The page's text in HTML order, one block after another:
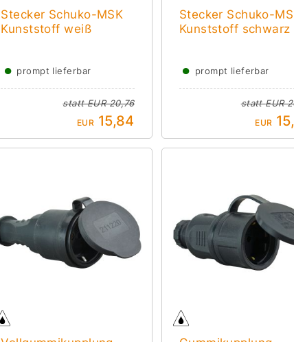
Stecker Schuko-MSK
Kunststoff weiß
● prompt lieferbar
stattEUR 20,76
EUR 15,84
Stecker Schuko-
Kunststoff schwarz
● prompt lieferbar
stattEUR
EUR